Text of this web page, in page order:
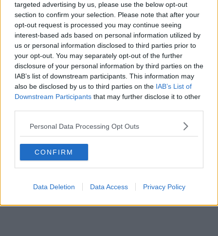
targeted advertising by us, please use the below opt-out
section to confirm your selection. Please note that after your
opt-out request is processed you may continue seeing
interest-based ads based on personal information utilized by
us or personal information disclosed to third parties prior to
your opt-out. You may separately opt-out of the further
disclosure of your personal information by third parties on the
IAB’s list of downstream participants. This information may
also be disclosed by us to third parties on the IAB’s List of
Downstream Participants that may further disclose it to other
Personal Data Processing Opt Outs
CONFIRM
Data Deletion Data Access Privacy Policy